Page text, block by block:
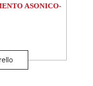
ASONICO-